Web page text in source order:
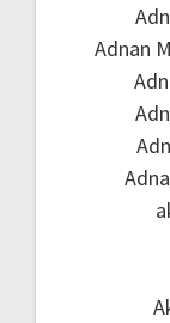
Adnan